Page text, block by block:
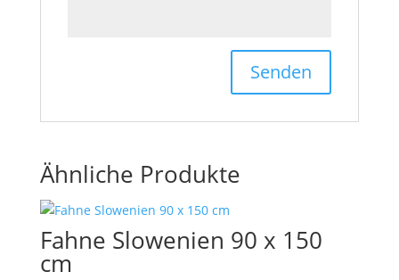
Ähnliche Produkte
Fahne Slowenien 90 x 150
cm